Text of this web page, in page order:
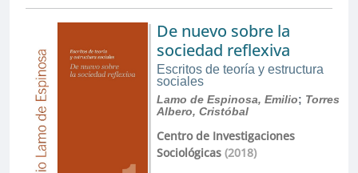
De nuevo sobre la
sociedad reflexiva
Escritos de teoría y estructura
sociales
Lamo de Espinosa, Emilio; Torres
Albero, Cristóbal
Centro de Investigaciones
Sociológicas(2018)